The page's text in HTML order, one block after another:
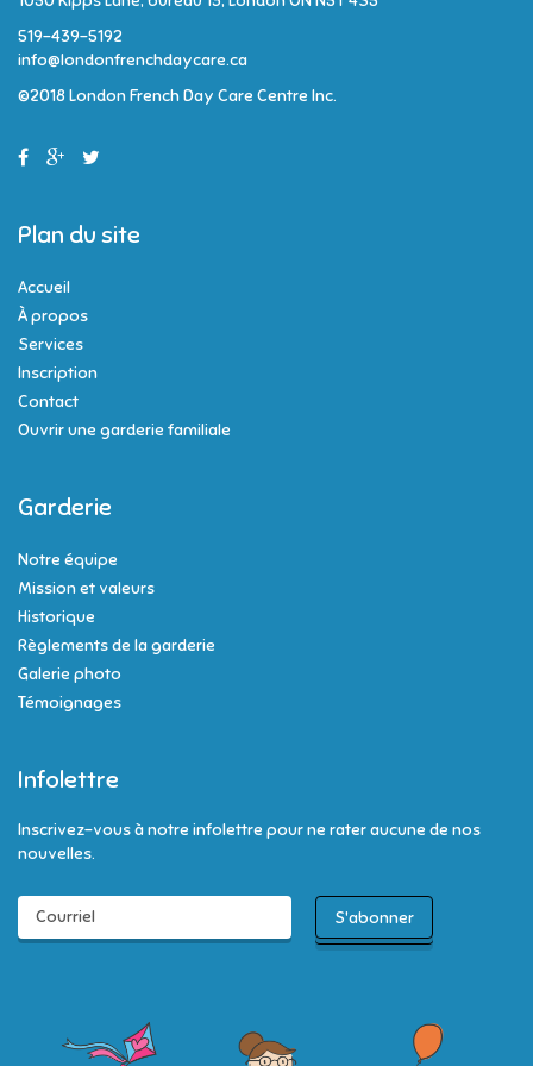
519-439-5192
info@londonfrenchdaycare.ca
©2018 London French Day Care Centre Inc.
Plan du site
Accueil
À propos
Services
Inscription
Contact
Ouvrir une garderie familiale
Garderie
Notre équipe
Mission et valeurs
Historique
Règlements de la garderie
Galerie photo
Témoignages
Infolettre
Inscrivez-vous à notre infolettre pour ne rater aucune de nos
nouvelles.